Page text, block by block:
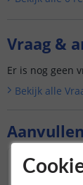
NIEUW
Vraag &
Er is nog geen
Bekijk alle